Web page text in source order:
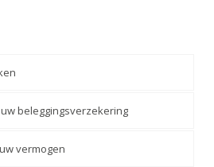
beleggingsverzekering
vermogen